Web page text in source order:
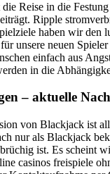
die Reise in die
Ripple
haben wir den
unsere neuen
einfach aus
in die
– aktuelle
von Blackjack ist
nur als Blackjack
ist. Es scheint
casinos freispiele